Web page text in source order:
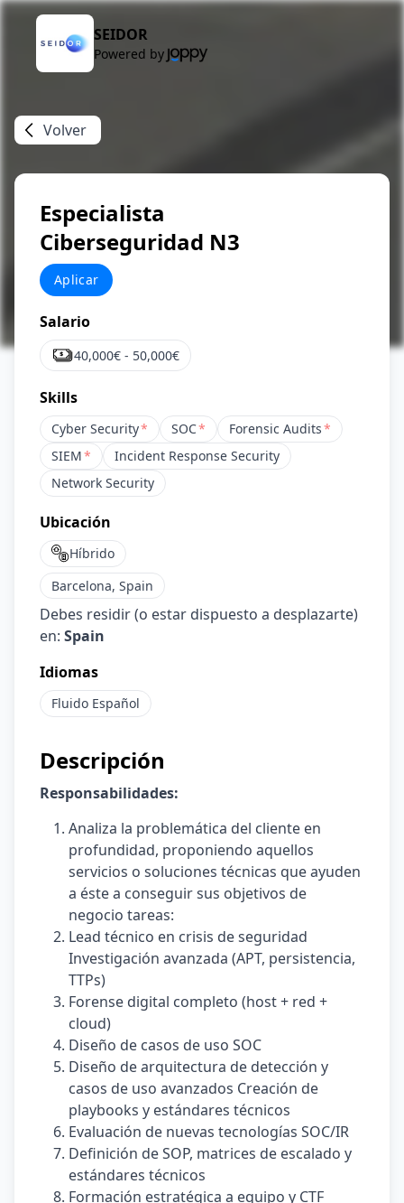
SEIDOR
Powered by
Volver
Especialista
Ciberseguridad N3
Aplicar
Salario
40,000€ - 50,000€
Skills
Cyber Security* SOC* Forensic Audits*
SIEM*
Incident Response Security
Network Security
Ubicación
Híbrido
Barcelona, Spain
Debes residir (o estar dispuesto a desplazarte)
en: Spain
Idiomas
Fluido Español
Descripción
Responsabilidades:
Analiza la problemática del cliente en
profundidad, proponiendo aquellos
servicios o soluciones técnicas que ayuden
a éste a conseguir sus objetivos de
negocio tareas:
Lead técnico en crisis de seguridad
Investigación avanzada (APT, persistencia,
TTPs)
Forense digital completo (host + red +
cloud)
Diseño de casos de uso SOC
Diseño de arquitectura de detección y
casos de uso avanzados Creación de
playbooks y estándares técnicos
Evaluación de nuevas tecnologías SOC/IR
Definición de SOP, matrices de escalado y
estándares técnicos
Formación estratégica a equipo y CTF